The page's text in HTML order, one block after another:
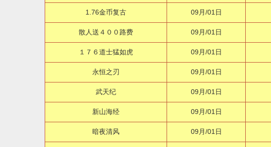
1.76金币复古 09月/01日
散人送４００路费 09月/01日
１７６道士猛如虎 09月/01日
永恒之刃 09月/01日
武天纪 09月/01日
新山海经 09月/01日
暗夜清风 09月/01日